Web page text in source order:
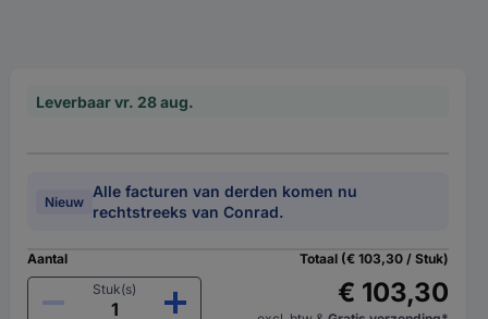
Leverbaar vr. 28 aug.
Nieuw
Alle facturen van derden komen nu
rechtstreeks van Conrad.
Aantal
Stuk(s)
Totaal (€ 103,30 / Stuk)
€ 103,30